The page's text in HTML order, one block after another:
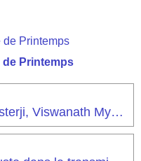
Printemps
Stage International avec Masterji, Viswanath Mysore - Ashtanga Yoga Provence